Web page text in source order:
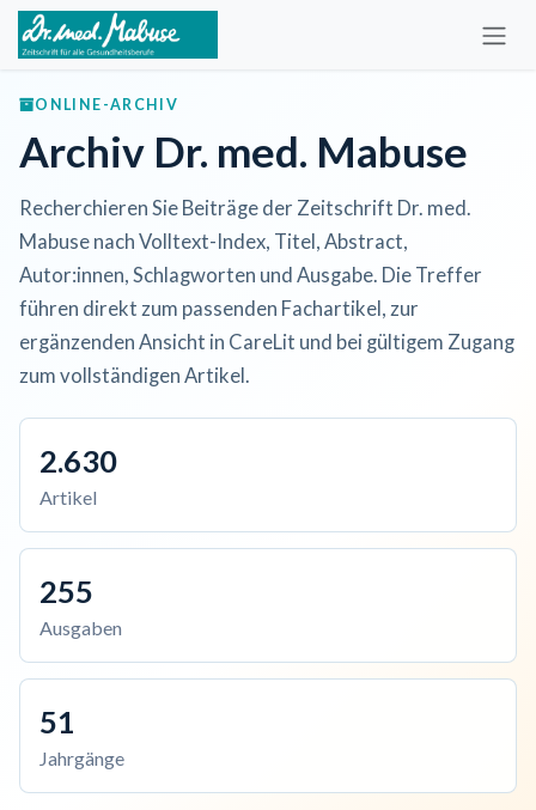
Zum Inhalt springen
ONLINE-ARCHIV
Archiv Dr. med. Mabuse
Recherchieren Sie Beiträge der Zeitschrift Dr. med.
Mabuse nach Volltext-Index, Titel, Abstract,
Autor:innen, Schlagworten und Ausgabe. Die Treffer
führen direkt zum passenden Fachartikel, zur
ergänzenden Ansicht in CareLit und bei gültigem Zugang
zum vollständigen Artikel.
2.630
Artikel
255
Ausgaben
51
Jahrgänge